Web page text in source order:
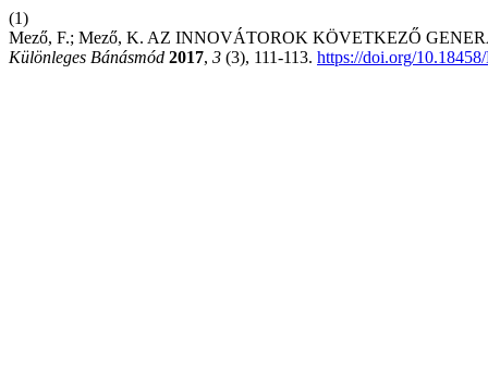
(1)
Mező, F.; Mező, K. AZ INNOVÁTOROK KÖVETKEZŐ
Különleges Bánásmód 2017, 3 (3), 111-113. https://doi.org/